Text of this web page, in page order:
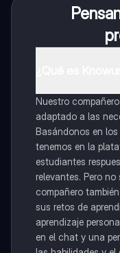
Nuestro
adaptado a las
Basándonos en
tenemos en la
estudiantes
relevantes. Pero
compañero
sus retos de
aprendizaje
en el chat y una